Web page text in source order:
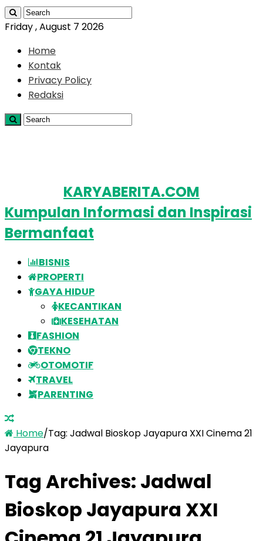
Friday , August 7 2026
Home
Kontak
Privacy Policy
Redaksi
KARYABERITA.COM
Kumpulan Informasi dan Inspirasi
Bermanfaat
BISNIS
PROPERTI
GAYA HIDUP
KECANTIKAN
KESEHATAN
FASHION
TEKNO
OTOMOTIF
TRAVEL
PARENTING
Home/Tag: Jadwal Bioskop Jayapura XXI Cinema 21
Jayapura
Tag Archives: Jadwal
Bioskop Jayapura XXI